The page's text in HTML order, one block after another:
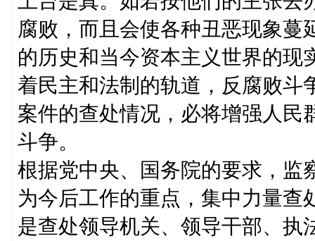
腐败，而且会使各种丑恶现象蔓
的历史和当今资本主义世界的现
着民主和法制的轨道，反腐败斗
案件的查处情况，必将增强人民
斗争。
根据党中央、国务院的要求，监
为今后工作的重点，集中力量查
是查处领导机关、领导干部、执